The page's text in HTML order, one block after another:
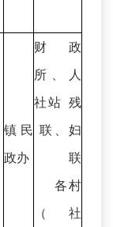
镇民
政办
财政
所、人
社站 残
联、妇
联
各村
（社